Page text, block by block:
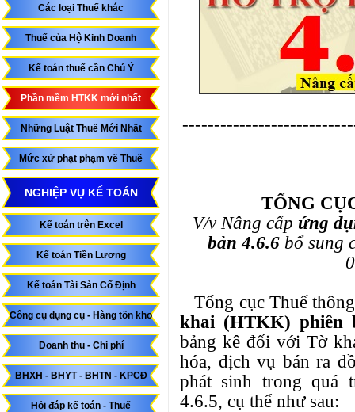
Các loại Thuế khác
Thuế của Hộ Kinh Doanh
Kế toán thuế cần Chú Ý
Phần mềm HTKK mới nhất
Những Luật Thuế Mới Nhất
Mức xử phạt phạm về Thuế
NGHIỆP VỤ KẾ TOÁN
Kế toán trên Excel
Kế toán Tiền Lương
Kế toán Tài Sản Cố Định
Công cụ dụng cụ - Hàng tồn kho
Doanh thu - Chi phí
BHXH - BHYT - BHTN - KPCĐ
Hỏi đáp kế toán - Thuế
TỔNG
V/v Nâng cấp ứng
bản 4.6.6 bổ sung
Tổng cục Thuế
khai (HTKK) phiên
bảng kê đối với Tờ
hóa, dịch vụ bán ra
phát sinh trong quá
4.6.5, cụ thể như sau: